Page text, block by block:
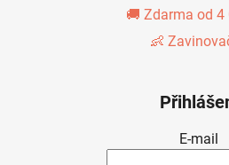
🚚 Zdarma od 4
👶
E-mail